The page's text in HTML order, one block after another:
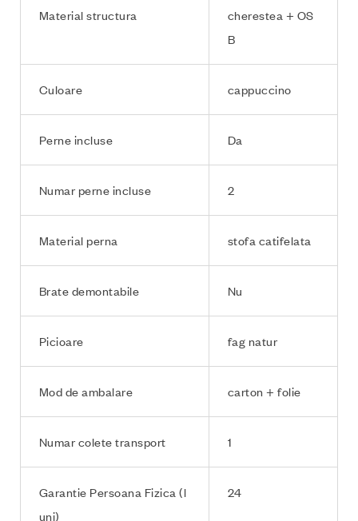
Material structura
cherestea + OS
B
Culoare cappuccino
Perne incluse Da
Numar perne incluse 2
Material perna stofa catifelata
Brate demontabile Nu
Picioare fag natur
Mod de ambalare carton + folie
Numar colete transport 1
Garantie Persoana Fizica (l
uni)
24